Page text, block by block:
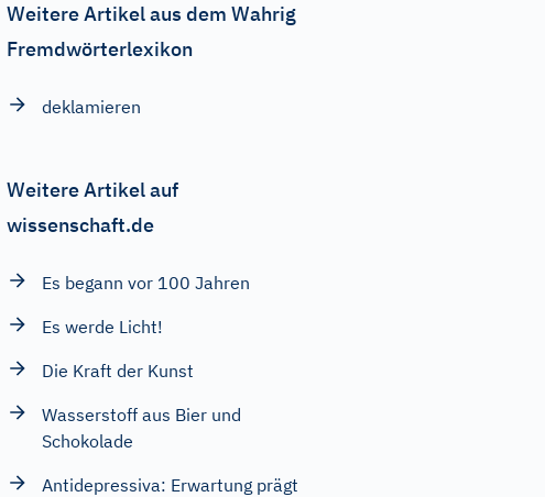
Weitere Artikel aus dem Wahrig
Fremdwörterlexikon
deklamieren
Weitere Artikel auf
wissenschaft.de
Es begann vor 100 Jahren
Es werde Licht!
Die Kraft der Kunst
Wasserstoff aus Bier und
Schokolade
Antidepressiva: Erwartung prägt